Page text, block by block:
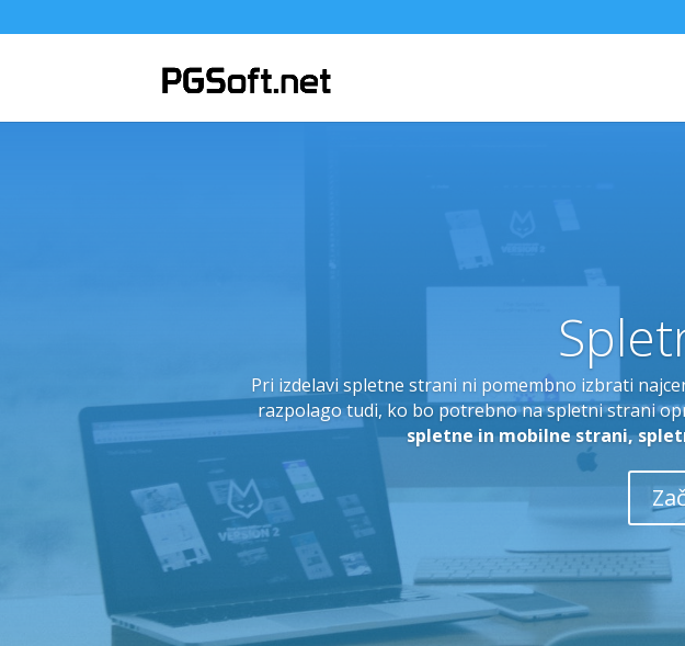
Programske
V kolikor v vašem IT oddelku nimate dovolj
pritiska konkurence in težite k povečani fleksibilnosti